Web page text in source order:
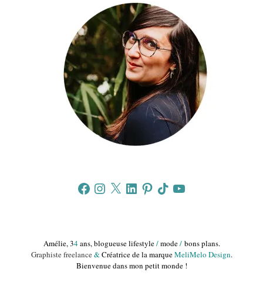
FacebookInstagram
X LinkedInPinterestTikTokYouTube
Amélie, 34ans, blogueuse lifestyle/mode/bons plans.
Graphiste freelance&Créatrice de la marqueMeliMelo Design.
Bienvenue dans mon petit monde !